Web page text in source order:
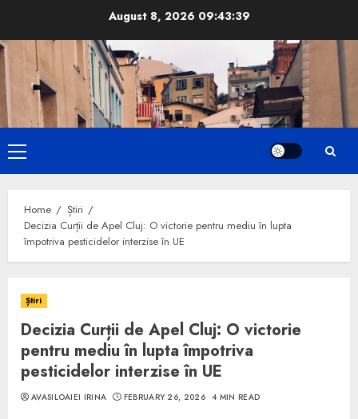
content
August 8, 2026 09:43:40
Primary
Menu
Home
Știri
Decizia Curții de Apel Cluj: O victorie pentru mediu în lupta
împotriva pesticidelor interzise în UE
Știri
Decizia Curții de Apel Cluj: O victorie
pentru mediu în lupta împotriva
pesticidelor interzise în UE
AVASILOAIEI IRINA FEBRUARY 26, 2026 4 MIN READ